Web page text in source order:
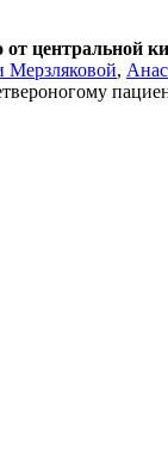
Мерзляковой,